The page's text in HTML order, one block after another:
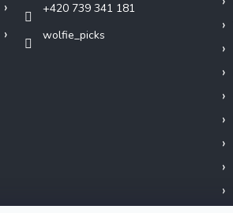
+420 739 341 181
wolfie_picks